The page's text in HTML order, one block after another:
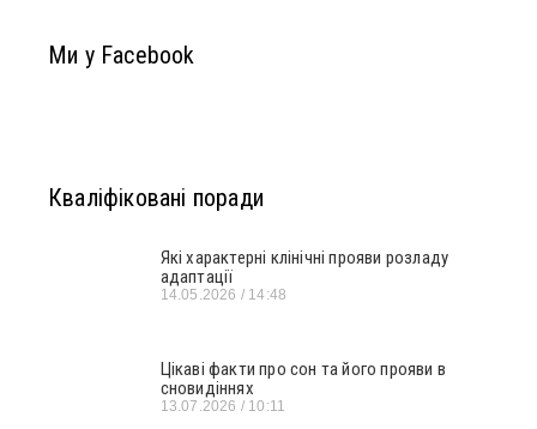
Ми у Facebook
Кваліфіковані поради
Які характерні клінічні прояви розладу
адаптації
14.05.2026 14:48
Цікаві факти про сон та його прояви в
сновидіннях
13.07.2026 10:11